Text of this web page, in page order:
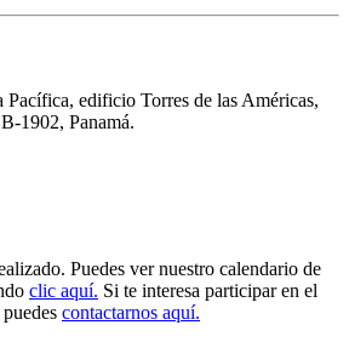
Pacífica, edificio Torres de las Américas,
1902, Panamá.
Puedes ver nuestro calendario de
clic aquí. Si te interesa participar en el
contactarnos aquí.